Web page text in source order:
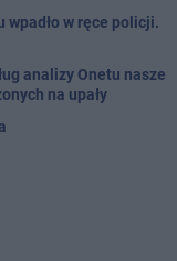
w ręce policji.
analizy Onetu nasze
na upały